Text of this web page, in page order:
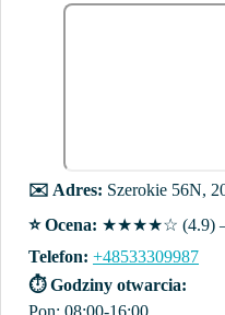
✉️ Adres: Szerokie 56N,
⭐️ Ocena: ★★★★☆ (4.9) –
Telefon: +48533309987
⏱ Godziny otwarcia:
Pon: 08:00-16:00